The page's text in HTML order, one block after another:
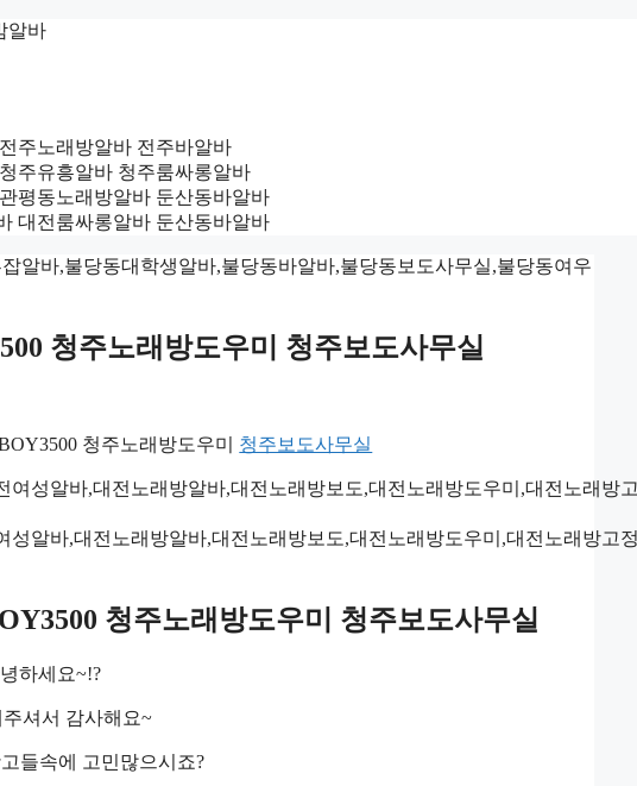
알바
주노래방알바 전주바알바
주유흥알바 청주룸싸롱알바
평동노래방알바 둔산동바알바
대전룸싸롱알바 둔산동바알바
청주노래방도우미 청주보도사무실
청주노래방도우미 청주보도사무실
알바,대전노래방알바,대전노래방보도,대전노래방도우미,대전노래방고
청주노래방도우미 청주보도사무실
하세요~!?
주셔서 감사해요~
들속에 고민많으시죠?